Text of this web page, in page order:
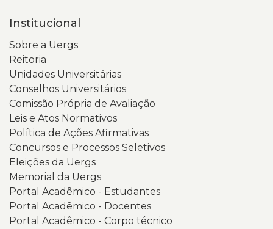
Institucional
Sobre a Uergs
Reitoria
Unidades Universitárias
Conselhos Universitários
Comissão Própria de Avaliação
Leis e Atos Normativos
Política de Ações Afirmativas
Concursos e Processos Seletivos
Eleições da Uergs
Memorial da Uergs
Portal Acadêmico - Estudantes
Portal Acadêmico - Docentes
Portal Acadêmico - Corpo técnico